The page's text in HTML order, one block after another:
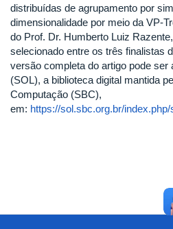
distribuídas de agrupamento por
dimensionalidade por meio da VP-
do Prof. Dr. Humberto Luiz
selecionado entre os três finalistas
versão completa do artigo pode
(SOL), a biblioteca digital mantida
Computação (SBC),
em: https://sol.sbc.org.br/